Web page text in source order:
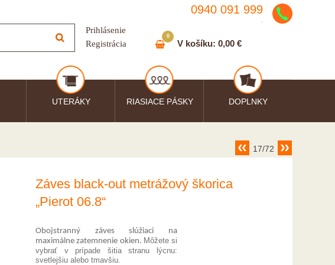
0940 091 999
Prihlásenie
Registrácia
V košíku: 0,00 €
0
UTERÁKY RIASIACE PÁSKY DOPLNKY
17/72
Záves black-out metrážový škorica
„Pierot 06.8“
Obojstranný záves slúžiaci na
maximálne zatemnenie okien. Môžete si
vybrať v prípade šitia stranu lýcnu:
svetlejšiu alebo tmavšiu.